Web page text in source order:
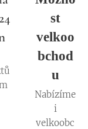
st
velkoo
bchod
u
Nabízíme
i
velkoobc